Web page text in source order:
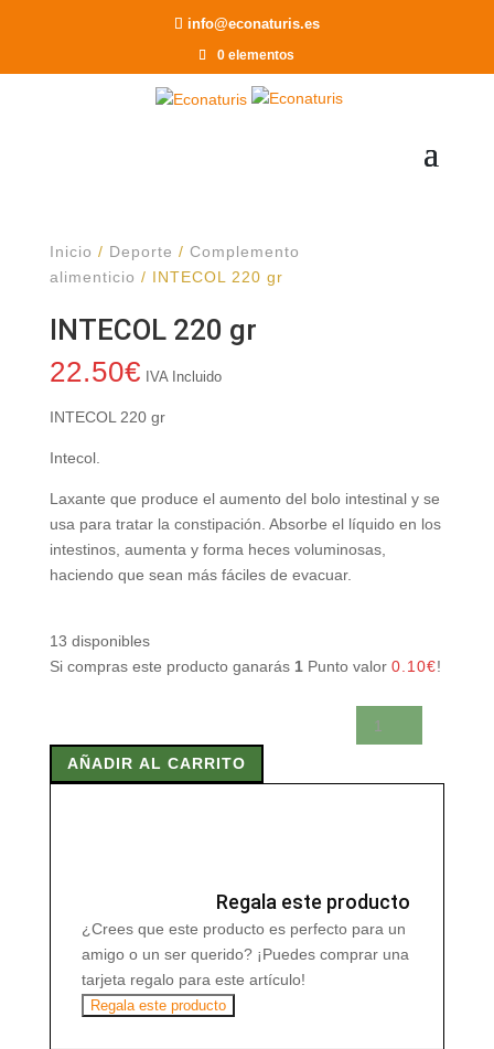
info@econaturis.es
0 elementos
Inicio / Deporte / Complemento
alimenticio / INTECOL 220 gr
INTECOL 220 gr
22.50€ IVA Incluido
INTECOL 220 gr
Intecol.
Laxante que produce el aumento del bolo intestinal y se
usa para tratar la constipación. Absorbe el líquido en los
intestinos, aumenta y forma heces voluminosas,
haciendo que sean más fáciles de evacuar.
13 disponibles
Si compras este producto ganarás 1Punto valor 0.10€!
220
AÑADIR AL CARRITO
Regala este producto
¿Crees que este producto es perfecto para un
amigo o un ser querido? ¡Puedes comprar una
tarjeta regalo para este artículo!
Regala este producto